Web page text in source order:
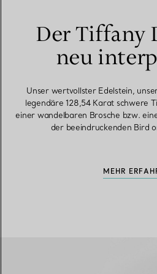
Der Tiffany
neu
Unser wertvollster Edelstein,
legendäre 128,54 Karat schwere
einer wandelbaren Brosche bzw.
der beeindruckenden Bird
MEHR